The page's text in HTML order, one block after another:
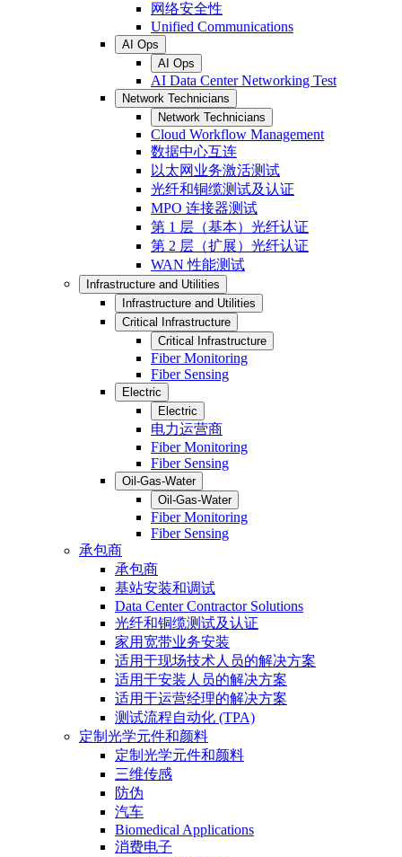
网络安全性
Unified Communications
AI Ops
AI Ops
AI Data Center Networking Test
Network Technicians
Network Technicians
Cloud Workflow Management
数据中心互连
以太网业务激活测试
光纤和铜缆测试及认证
MPO 连接器测试
第 1 层（基本）光纤认证
第 2 层（扩展）光纤认证
WAN 性能测试
Infrastructure and Utilities
Infrastructure and Utilities
Critical Infrastructure
Critical Infrastructure
Fiber Monitoring
Fiber Sensing
Electric
Electric
电力运营商
Fiber Monitoring
Fiber Sensing
Oil-Gas-Water
Oil-Gas-Water
Fiber Monitoring
Fiber Sensing
承包商
承包商
基站安装和调试
Data Center Contractor Solutions
光纤和铜缆测试及认证
家用宽带业务安装
适用于现场技术人员的解决方案
适用于安装人员的解决方案
适用于运营经理的解决方案
测试流程自动化 (TPA)
定制光学元件和颜料
定制光学元件和颜料
三维传感
防伪
汽车
Biomedical Applications
消费电子